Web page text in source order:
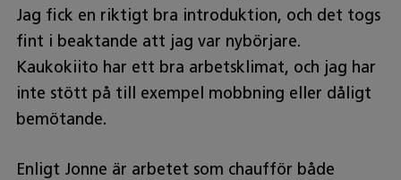
Jag fick en riktigt bra introduktion, och det togs
fint i beaktande att jag var nybörjare.
Kaukokiito har ett bra arbetsklimat, och jag har
inte stött på till exempel mobbning eller dåligt
bemötande.
Enligt Jonne är arbetet som chaufför både